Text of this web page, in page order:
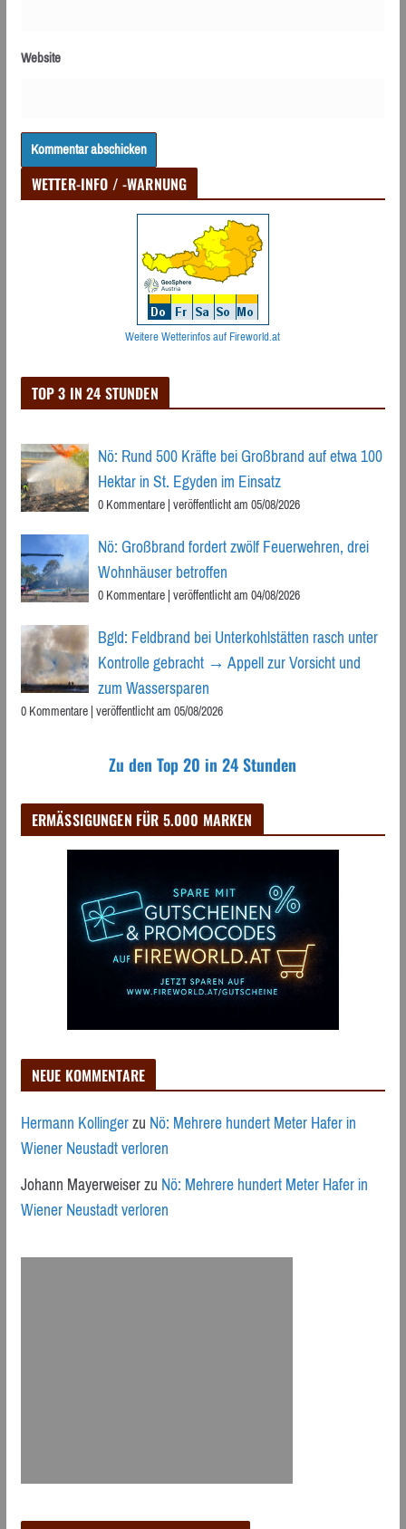
Website
WETTER-INFO / -WARNUNG
Weitere Wetterinfos auf Fireworld.at
TOP 3 IN 24 STUNDEN
Nö: Rund 500 Kräfte bei Großbrand auf etwa 100
Hektar in St. Egyden im Einsatz
0 Kommentare|veröffentlicht am 05/08/2026
Nö: Großbrand fordert zwölf Feuerwehren, drei
Wohnhäuser betroffen
0 Kommentare|veröffentlicht am 04/08/2026
Bgld: Feldbrand bei Unterkohlstätten rasch unter
Kontrolle gebracht → Appell zur Vorsicht und
zum Wassersparen
0 Kommentare|veröffentlicht am 05/08/2026
Zu den Top 20 in 24 Stunden
ERMÄSSIGUNGEN FÜR 5.000 MARKEN
NEUE KOMMENTARE
Hermann KollingerzuNö: Mehrere hundert Meter Hafer in
Wiener Neustadt verloren
Johann MayerweiserzuNö: Mehrere hundert Meter Hafer in
Wiener Neustadt verloren